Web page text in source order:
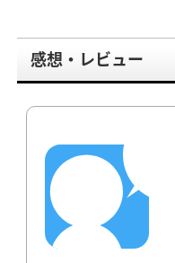
感想・レビュー